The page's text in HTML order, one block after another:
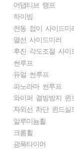
어댑티브 램프
하이빔
전동 접이 사이드미
열선 사이드미러
후진 각도조절 사이
썬루프
듀얼 썬루프
파노라마 썬루프
와이퍼 결빙방지 윈
자외선 차단 윈드실
알루미늄휠
크롬휠
광폭타이어